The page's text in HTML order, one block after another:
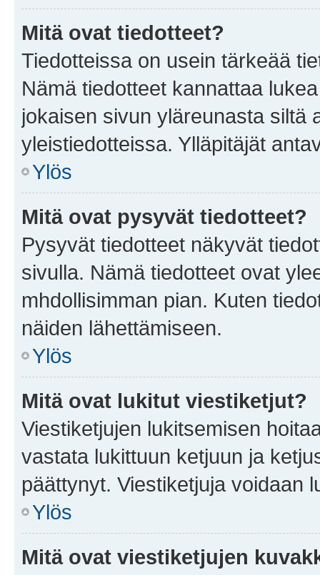
Mitä ovat tiedotteet?
Tiedotteissa on usein tärkeää
Nämä tiedotteet kannattaa
jokaisen sivun yläreunasta siltä
yleistiedotteissa. Ylläpitäjät
Ylös
Mitä ovat pysyvät tiedotteet?
Pysyvät tiedotteet näkyvät
sivulla. Nämä tiedotteet ovat
mhdollisimman pian. Kuten
näiden lähettämiseen.
Ylös
Mitä ovat lukitut viestiketjut?
Viestiketjujen lukitsemisen
vastata lukittuun ketjuun ja
päättynyt. Viestiketjuja voidaan
Ylös
Mitä ovat viestiketjujen